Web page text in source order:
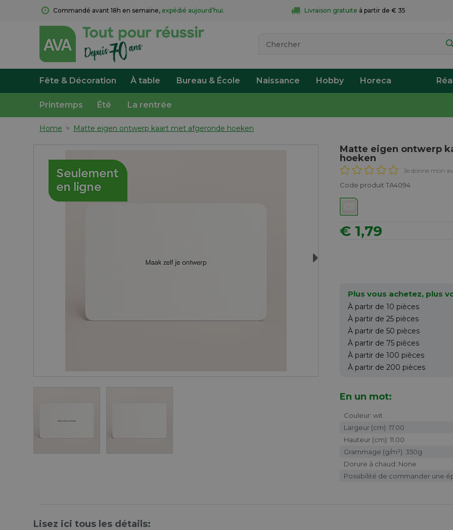
Commandé avant 18h en semaine, expédié aujourd’hui. Livraison gratuite à partir de € 35
Fête & Décoration À table Bureau & École Naissance Hobby Horeca
Printemps Été La rentrée
Home > Matte eigen ontwerp kaart met afgeronde hoeken
Next
Matte eigen ontwerp
hoeken
Je donne mon
Code produit TA4094
€ 1,79
Plus vous achetez, plus
À partir de 10 pièces
À partir de 25 pièces
À partir de 50 pièces
À partir de 75 pièces
À partir de 100 pièces
À partir de 200 pièces
En un mot:
Couleur: wit
Largeur (cm): 17.00
Hauteur (cm): 11.00
Grammage (g/m²): 350g
Dorure à chaud: None
Possibilité de commander une
Lisez ici tous les détails: